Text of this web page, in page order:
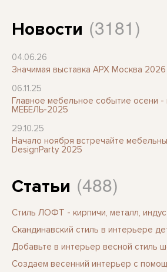
Новости (3181)
04.06.26
Значимая выставка АРХ Москва 2026
06.11.25
Главное мебельное событие осени -
МЕБЕЛЬ-2025
29.10.25
Начало ноября встречайте
DesignParty 2025
Статьи (488)
Стиль ЛОФТ - кирпичи, металл,
Скандинавский стиль в интерьере
Добавьте в интерьер весной стиль
Создаем весенний интерьер с